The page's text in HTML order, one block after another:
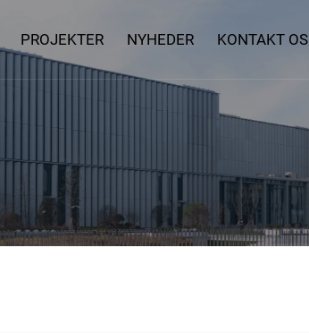
PROJEKTER NYHEDER KONTAKT OS